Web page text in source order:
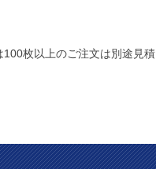
枚以上のご注文は別途見